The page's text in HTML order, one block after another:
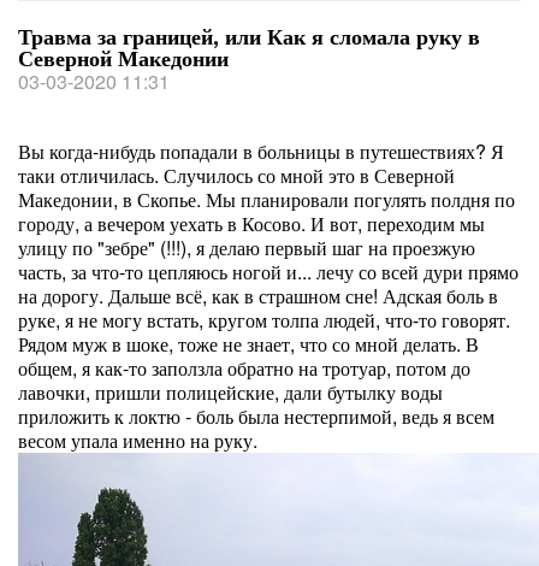
Травма за границей, или Как я сломала руку в
Северной Македонии
03-03-2020 11:31
Вы когда-нибудь попадали в больницы в путешествиях? Я
таки отличилась. Случилось со мной это в Северной
Македонии, в Скопье. Мы планировали погулять полдня по
городу, а вечером уехать в Косово. И вот, переходим мы
улицу по "зебре" (!!!), я делаю первый шаг на проезжую
часть, за что-то цепляюсь ногой и... лечу со всей дури прямо
на дорогу. Дальше всё, как в страшном сне! Адская боль в
руке, я не могу встать, кругом толпа людей, что-то говорят.
Рядом муж в шоке, тоже не знает, что со мной делать. В
общем, я как-то заползла обратно на тротуар, потом до
лавочки, пришли полицейские, дали бутылку воды
приложить к локтю - боль была нестерпимой, ведь я всем
весом упала именно на руку.